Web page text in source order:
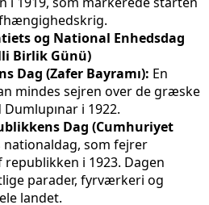
og National Enhedsdag
Birlik Günü)
Dag (Zafer Bayramı): En
mindes sejren over de græske
i 1922.
Dag (Cumhuriyet
nationaldag, som fejrer
i 1923. Dagen
parader, fyrværkeri og
landet.